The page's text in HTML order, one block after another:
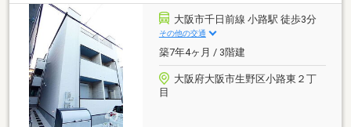
大阪市千日前線 小路駅 徒歩3分
その他の交通
築7年4ヶ月 / 3階建
大阪府大阪市生野区小路東２丁
目